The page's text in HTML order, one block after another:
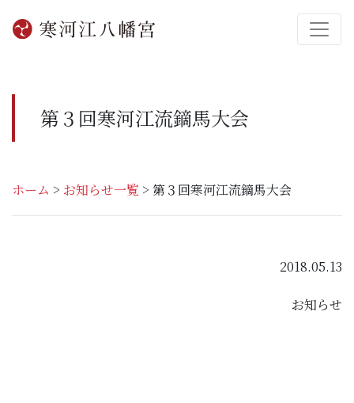
第３回寒河江流鏑馬大会
ホーム > お知らせ一覧 > 第３回寒河江流鏑馬大会
2018.05.13
お知らせ